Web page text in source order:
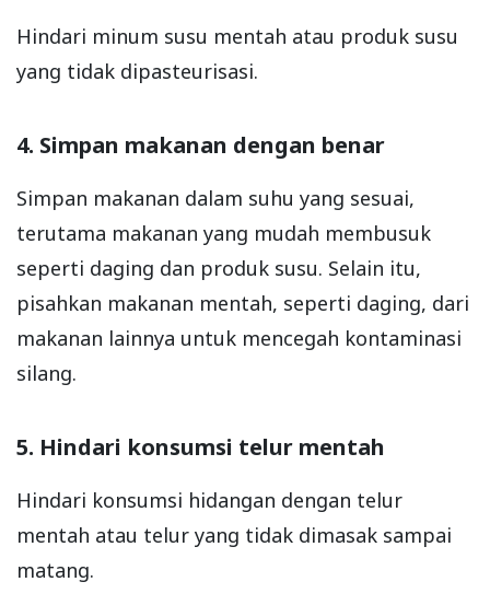
Hindari minum susu mentah atau produk susu
yang tidak dipasteurisasi.
4. Simpan makanan dengan benar
Simpan makanan dalam suhu yang sesuai,
terutama makanan yang mudah membusuk
seperti daging dan produk susu. Selain itu,
pisahkan makanan mentah, seperti daging, dari
makanan lainnya untuk mencegah kontaminasi
silang.
5. Hindari konsumsi telur mentah
Hindari konsumsi hidangan dengan telur
mentah atau telur yang tidak dimasak sampai
matang.